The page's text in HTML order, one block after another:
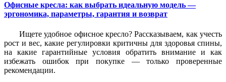
Офисные кресла: как выбрать идеальную модель —
эргономика, параметры, гарантия и возврат
Ищете удобное офисное кресло? Рассказываем, как учесть
рост и вес, какие регулировки критичны для здоровья спины,
на какие гарантийные условия обратить внимание и как
избежать ошибок при покупке — только проверенные
рекомендации.